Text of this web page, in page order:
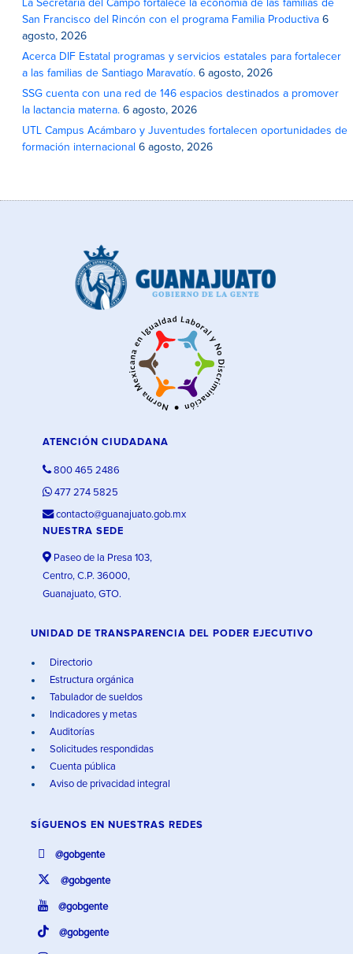
La Secretaria del Campo fortalece la economía de las familias de
San Francisco del Rincón con el programa Familia Productiva 6
agosto, 2026
Acerca DIF Estatal programas y servicios estatales para fortalecer
a las familias de Santiago Maravatío. 6 agosto, 2026
SSG cuenta con una red de 146 espacios destinados a promover
la lactancia materna. 6 agosto, 2026
UTL Campus Acámbaro y Juventudes fortalecen oportunidades de
formación internacional 6 agosto, 2026
ATENCIÓN CIUDADANA
800 465 2486
477 274 5825
contacto@guanajuato.gob.mx
NUESTRA SEDE
Paseo de la Presa 103,
Centro, C.P. 36000,
Guanajuato, GTO.
UNIDAD DE TRANSPARENCIA DEL PODER EJECUTIVO
Directorio
Estructura orgánica
Tabulador de sueldos
Indicadores y metas
Auditorías
Solicitudes respondidas
Cuenta pública
Aviso de privacidad integral
SÍGUENOS EN NUESTRAS REDES
@gobgente
@gobgente
@gobgente
@gobgente